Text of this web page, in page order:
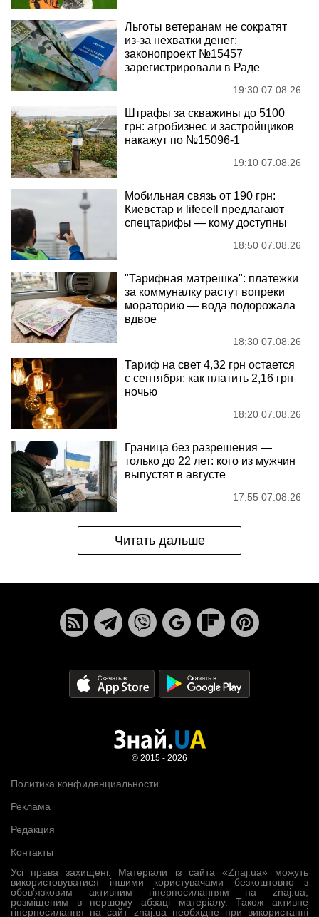
Льготы ветеранам не сократят
из-за нехватки денег:
законопроект №15457
зарегистрировали в Раде
19:30 07.08.26
Штрафы за скважины до 5100
грн: агробизнес и застройщиков
накажут по №15096-1
19:10 07.08.26
Мобильная связь от 190 грн:
Киевстар и lifecell предлагают
спецтарифы — кому доступны
18:50 07.08.26
"Тарифная матрешка": платежки
за коммуналку растут вопреки
мораторию — вода подорожала
вдвое
18:30 07.08.26
Тариф на свет 4,32 грн остается
с сентября: как платить 2,16 грн
ночью
18:20 07.08.26
Граница без разрешения —
только до 22 лет: кого из мужчин
выпустят в августе
17:55 07.08.26
Читать дальше
Усі права захищені. Матеріали із сайта «Znaj.ua» можуть
використовуватися іншими користувачами безкоштовно з
обов’язковим активним гіперпосиланням на znaj.ua,
розміщеним в першому абзаці матеріалу. Також активне
гіперпосилання на сайт znaj.ua необхідне при використанні
Политика конфиденциальности
Реклама
Редакция
Контакты
© 2015 - 2026